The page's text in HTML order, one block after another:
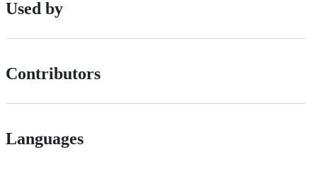
Used by
Contributors
Languages